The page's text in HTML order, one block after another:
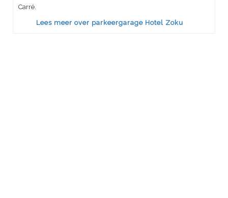
Carré.
Lees meer over parkeergarage Hotel Zoku